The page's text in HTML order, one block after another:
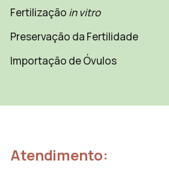
Fertilização in vitro
Preservação da Fertilidade
Importação de Óvulos
Atendimento: